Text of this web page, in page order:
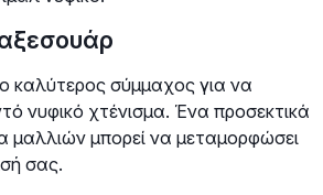
καλύτερος σύμμαχος για να
νυφικό χτένισμα. Ένα προσεκτικά
μαλλιών μπορεί να μεταμορφώσει
σας.